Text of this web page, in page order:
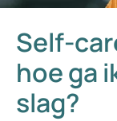
Self-
hoe ga
slag?